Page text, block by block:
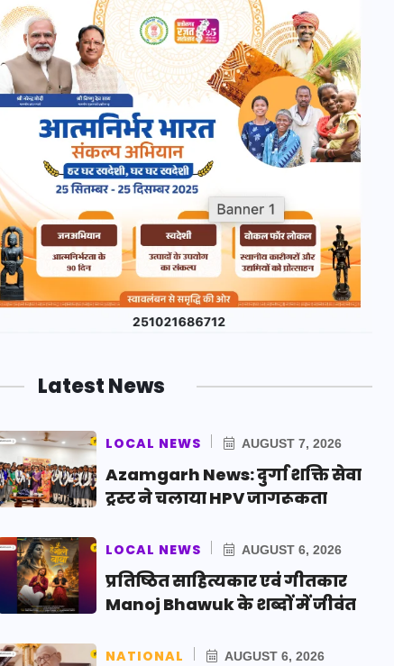
Latest News
LOCAL NEWS AUGUST 7, 2026
Azamgarh News: दुर्गा शक्ति सेवा
ट्रस्ट ने चलाया HPV जागरूकता
LOCAL NEWS AUGUST 6, 2026
प्रतिष्ठित साहित्यकार एवं गीतकार
Manoj Bhawuk के शब्दों में जीवंत
NATIONAL AUGUST 6, 2026